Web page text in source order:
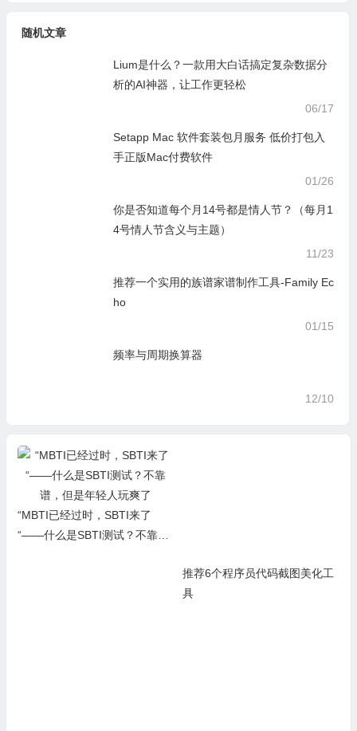
随机文章
Lium是什么？一款用大白话搞定复杂数据分
析的AI神器，让工作更轻松
06/17
Setapp Mac 软件套装包月服务 低价打包入
手正版Mac付费软件
01/26
你是否知道每个月14号都是情人节？（每月1
4号情人节含义与主题）
11/23
推荐一个实用的族谱家谱制作工具-Family Ec
ho
01/15
频率与周期换算器
12/10
推荐6个程序员代码截图美化工
具